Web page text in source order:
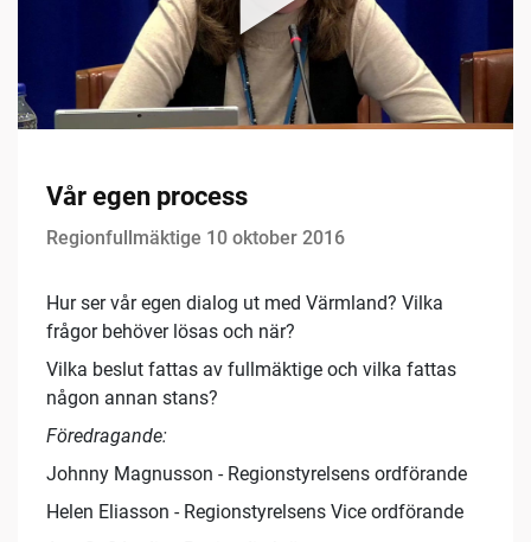
Vår egen process
Regionfullmäktige 10 oktober 2016
Hur ser vår egen dialog ut med Värmland? Vilka
frågor behöver lösas och när?
Vilka beslut fattas av fullmäktige och vilka fattas
någon annan stans?
Föredragande:
Johnny Magnusson - Regionstyrelsens ordförande
Helen Eliasson - Regionstyrelsens Vice ordförande